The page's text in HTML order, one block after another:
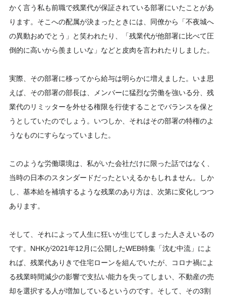
かく言う私も前職で残業代が保証されている部署にいたことがあ
ります。そこへの配属が決まったときには、同僚から「不夜城へ
の異動おめでとう」と笑われたり、「残業代が他部署に比べて圧
倒的に高いから羨ましいな」などと皮肉を言われたりしました。
実際、その部署に移ってから給与は明らかに増えました。いま思
えば、その部署の部長は、メンバーに猛烈な労働を強いる分、残
業代のリミッターを外せる権限を行使することでバランスを保と
うとしていたのでしょう。いつしか、それはその部署の特権のよ
うなものにすらなっていました。
このような労働環境は、私がいた会社だけに限った話ではなく、
当時の日本のスタンダードだったといえるかもしれません。しか
し、基本給を補填するような残業のあり方は、次第に変化しつつ
あります。
そして、それによって人生に狂いが生じてしまった人さえいるの
です。NHKが2021年12月に公開したWEB特集「沈む中流」によ
れば、残業代ありきで住宅ローンを組んでいたが、コロナ禍によ
る残業時間減少の影響で支払い能力を失ってしまい、不動産の売
却を選択する人が増加しているというのです。そして、その3割